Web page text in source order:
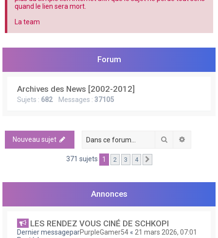
quand le lien sera mort.
La team
Forum
Archives des News [2002-2012]
Sujets : 682Messages : 37105
Nouveau sujet Rechercher
371 sujets 1 2 3 4
Annonces
LES RENDEZ VOUS CINÉ DE SCHKOPI
Dernier messageparPurpleGamer54 « 21 mars 2026, 07:01